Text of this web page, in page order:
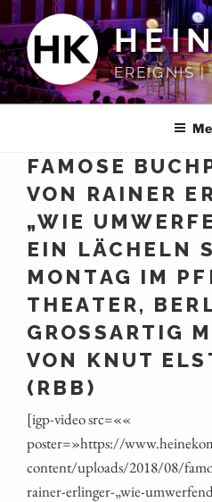
Inhalt
springen
EREIGNIS
FAMOSE
VON RAINER
„WIE
EIN LÄCHELN
MONTAG IM
THEATER,
GROSSARTIG
VON KNUT
(RBB)
[igp-video src=««
poster=»https://
content/uploads/2018/08/
rainer-erlinger-„wie-